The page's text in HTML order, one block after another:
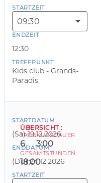
STARTZEIT
09:30
ENDZEIT
12:30
TREFFPUNKT
Kids club - Grands-
Paradis
STARTDATUM
(Sa) 19.12.2026
ENDDATUM
(Do) 24.12.2026
STARTZEIT
ÜBERSICHT :
TAGE
6
KURSDAUER
3:00
GESAMTSTUNDEN
18:00